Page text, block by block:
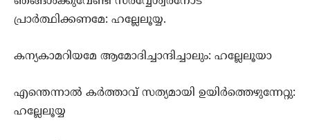
പ്രാർത്ഥിക്കണമേ: ഹല്ലേലൂയ്യ.
കന്യകാമറിയമേ ആമോദിച്ചാന്ദിച്ചാലും: ഹല്ലേലൂയാ
എന്തെന്നാൽ കർത്താവ് സത്യമായി ഉയിർത്തെഴുന്നേറ്റു:
ഹല്ലേലൂയ്യ